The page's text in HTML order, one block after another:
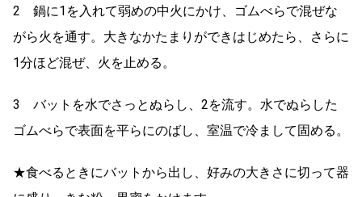
2 鍋に1を入れて弱めの中火にかけ、ゴムべらで混ぜな
がら火を通す。大きなかたまりができはじめたら、さらに
1分ほど混ぜ、火を止める。
3 バットを水でさっとぬらし、2を流す。水でぬらした
ゴムべらで表面を平らにのばし、室温で冷まして固める。
★食べるときにバットから出し、好みの大きさに切って器